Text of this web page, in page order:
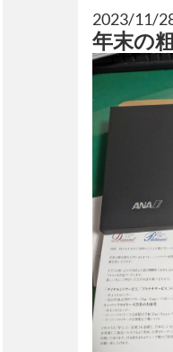
2023/11/
年末の